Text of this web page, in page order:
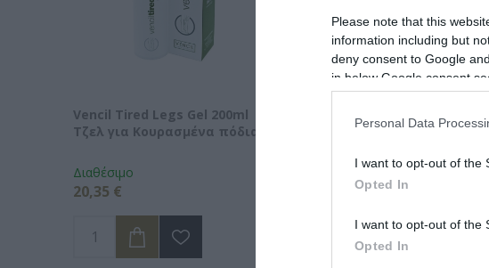
Please note that this
information including but
deny consent to Google
in below Google consent
Personal Data
I want to opt-out of the
Opted In
I want to opt-out of the
Opted In
Vencil Tired Legs Gel 200ml
Τζελ για Κουρασμένα πόδια
Διαθέσιμο
20,35 €
Vencil Tired Legs Extra 90
Caps Συμπλ.Διατροφής